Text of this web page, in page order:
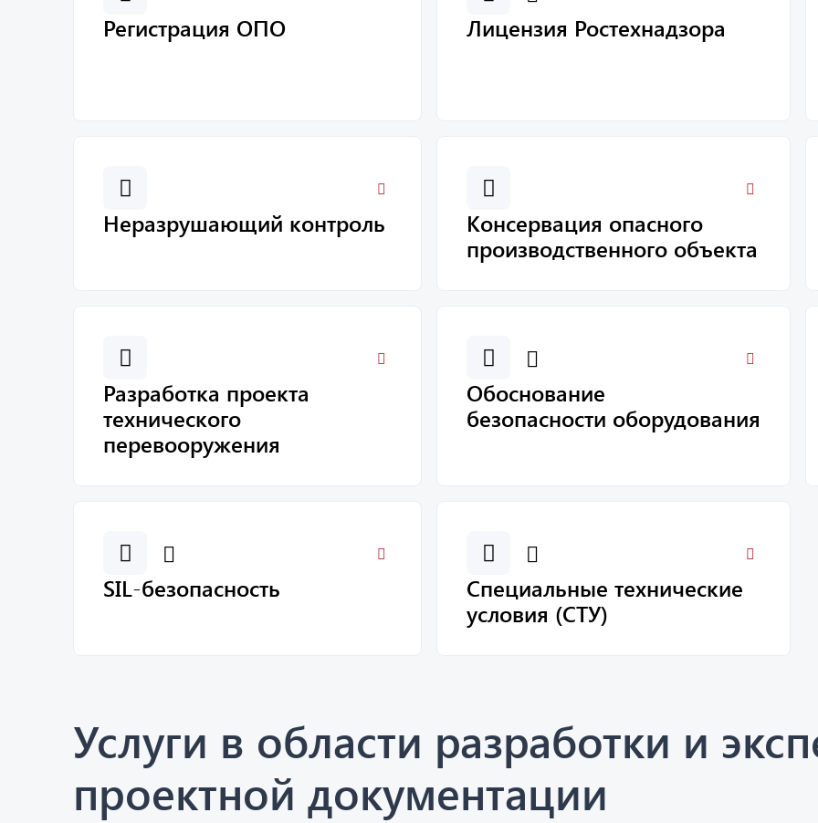
Регистрация ОПО Лицензия Ростехнадзора
Неразрушающий контроль
Консервация опасного
производственного объекта
Разработка проекта
технического
перевооружения
Обоснование
безопасности оборудования
SIL-безопасность
Специальные технические
условия (СТУ)
Услуги в области разработки и
проектной документации